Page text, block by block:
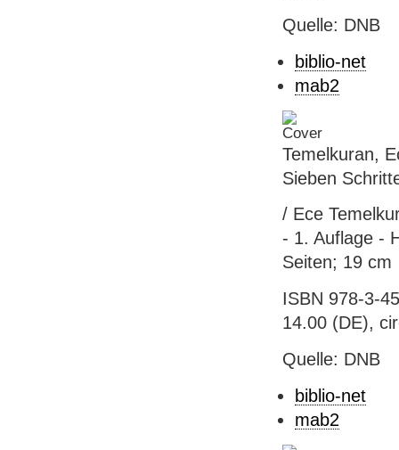
Quelle: DNB
biblio-net
mab2
Temelkuran,
Sieben
/ Ece
- 1. Auflage -
Seiten; 19 cm
ISBN 978-3-
14.00 (DE),
Quelle: DNB
biblio-net
mab2